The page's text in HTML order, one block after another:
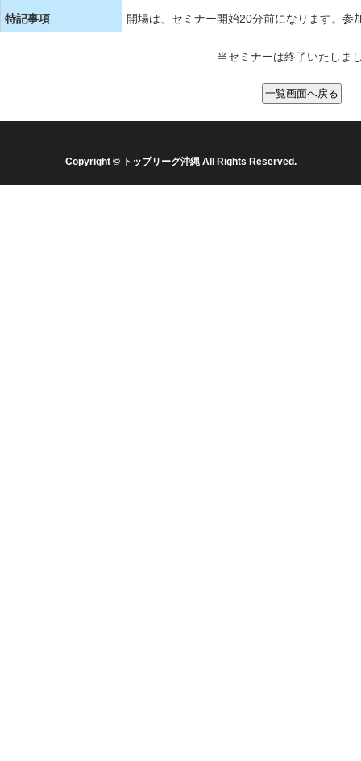
特記事項
開場は、セミナー開始20分前になります。参
当セミナーは終了いたしま
Copyright © トップリーグ沖縄 All Rights Reserved.